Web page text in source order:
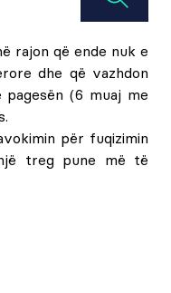
rajon që ende nuk e
dhe që vazhdon
(6 muaj me
për fuqizimin
treg pune më të